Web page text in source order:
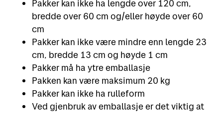
Pakker kan ikke ha lengde over 120 cm,
bredde over 60 cm og/eller høyde over 60
cm
Pakker kan ikke være mindre enn lengde 23
cm, bredde 13 cm og høyde 1 cm
Pakker må ha ytre emballasje
Pakken kan være maksimum 20 kg
Pakker kan ikke ha rulleform
Ved gjenbruk av emballasje er det viktig at